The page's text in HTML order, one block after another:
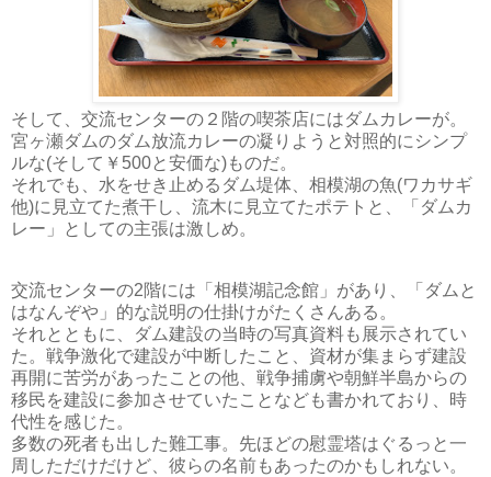
そして、交流センターの２階の喫茶店にはダムカレーが。
宮ヶ瀬ダムのダム放流カレーの凝りようと対照的にシンプ
ルな(そして￥500と安価な)ものだ。
それでも、水をせき止めるダム堤体、相模湖の魚(ワカサギ
他)に見立てた煮干し、流木に見立てたポテトと、「ダムカ
レー」としての主張は激しめ。
交流センターの2階には「相模湖記念館」があり、「ダムと
はなんぞや」的な説明の仕掛けがたくさんある。
それとともに、ダム建設の当時の写真資料も展示されてい
た。戦争激化で建設が中断したこと、資材が集まらず建設
再開に苦労があったことの他、戦争捕虜や朝鮮半島からの
移民を建設に参加させていたことなども書かれており、時
代性を感じた。
多数の死者も出した難工事。先ほどの慰霊塔はぐるっと一
周しただけだけど、彼らの名前もあったのかもしれない。